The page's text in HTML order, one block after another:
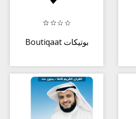
Boutiqaat بوتيكات